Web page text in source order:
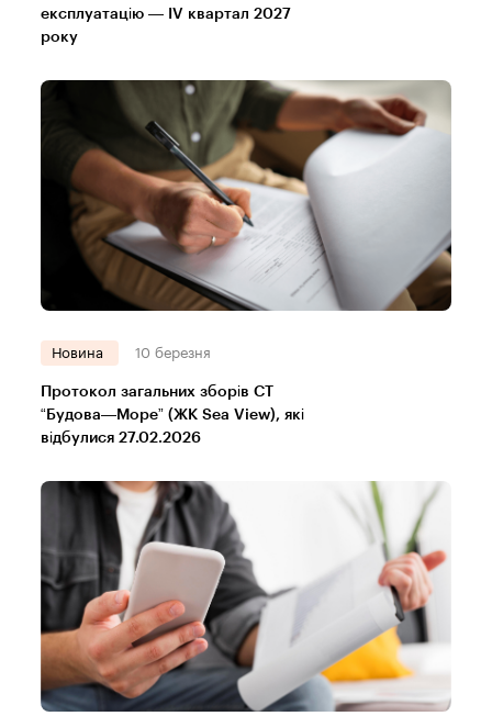
експлуатацію — IV квартал 2027
року
Новина 10 березня
Протокол загальних зборів СТ
“Будова—Море” (ЖК Sea View), які
відбулися 27.02.2026